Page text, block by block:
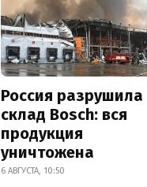
Россия разрушила
склад Bosch: вся
продукция
уничтожена
6 АВГУСТА, 10:50